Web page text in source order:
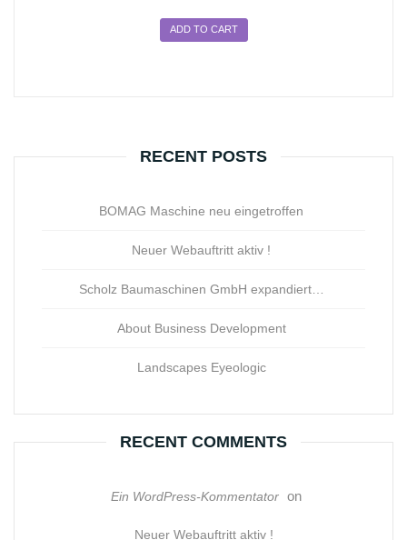
ADD TO CART
RECENT POSTS
BOMAG Maschine neu eingetroffen
Neuer Webauftritt aktiv !
Scholz Baumaschinen GmbH expandiert…
About Business Development
Landscapes Eyeologic
RECENT COMMENTS
Ein WordPress-Kommentator on
Neuer Webauftritt aktiv !